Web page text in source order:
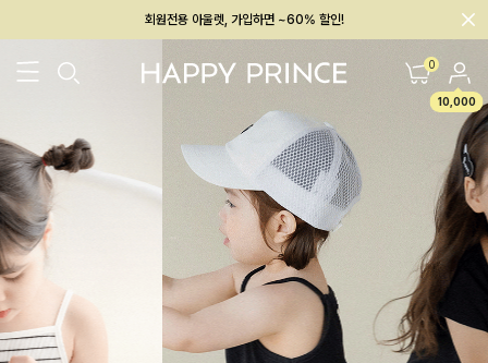
회원전용 아울렛, 가입하면 ~60% 할인!
멤버십 최대 28,000원 혜택 0
10,000
BABY[6~12M] 아우터/상의 하의/레깅스